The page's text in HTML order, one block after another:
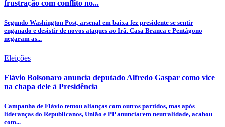
frustração com conflito no...
Segundo Washington Post, arsenal em baixa fez presidente se sentir
enganado e desistir de novos ataques ao Irã. Casa Branca e Pentágono
negaram as...
Eleições
Flávio Bolsonaro anuncia deputado Alfredo Gaspar como vice
na chapa dele à Presidência
Campanha de Flávio tentou alianças com outros partidos, mas após
lideranças do Republicanos, União e PP anunciarem neutralidade, acabou
com...